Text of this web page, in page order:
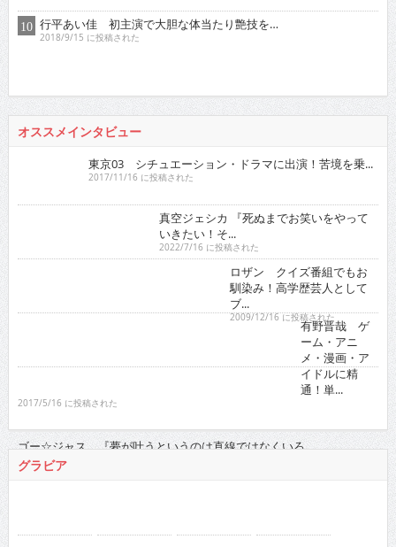
東京03 シチュエーション・ドラマに出演！苦境を乗...
2017/11/16 に投稿された
2022/7/16 に投稿された
ロザン クイズ番組でもお馴染み！高学歴芸人として
ブ...
2009/12/16 に投稿された
単...
2017/5/16 に投稿された
ゴー☆ジャス 『夢が叶うというのは直線ではなくい
ろ...